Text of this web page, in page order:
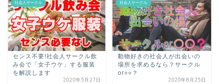
社会人サークル
センス不要!社会人サークル飲
み会で「女子ウケ」する服装
を解説します
2020年5月27日
社会人サークル
動物好きの社会人が出会いの
場所を求めるなら？サークル
or○○？
2020年8月25日